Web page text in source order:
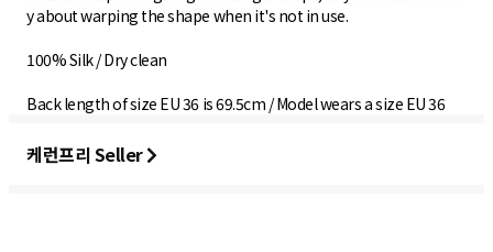
y about warping the shape when it's not in use.
100% Silk / Dry clean
Back length of size EU 36 is 69.5cm / Model wears a size EU 36
케런프리 Seller